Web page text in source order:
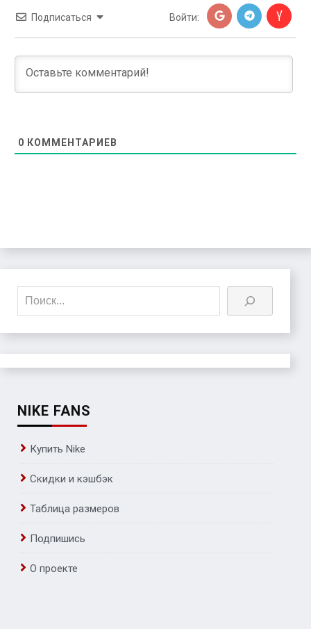
Подписаться Войти:
0 КОММЕНТАРИЕВ
Поиск
NIKE FANS
Купить Nike
Скидки и кэшбэк
Таблица размеров
Подпишись
О проекте